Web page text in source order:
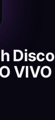
Disco
VIVO